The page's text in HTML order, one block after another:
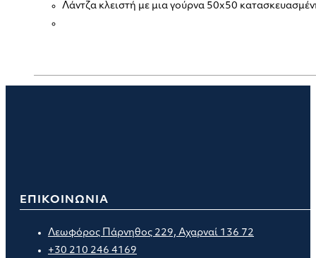
Λάντζα κλειστή με μια γούρνα 50x50
ΕΠΙΚΟΙΝΩΝΙΑ
Λεωφόρος Πάρνηθος 229, Αχαρναί 136 72
+30 210 246 4169